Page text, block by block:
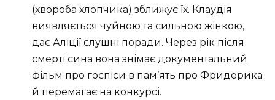
(хвороба хлопчика) зближує їх. Клаудія
виявляється чуйною та сильною жінкою,
дає Аліції слушні поради. Через рік після
смерті сина вона знімає документальний
фільм про госпіси в пам’ять про Фридерика
й перемагає на конкурсі.